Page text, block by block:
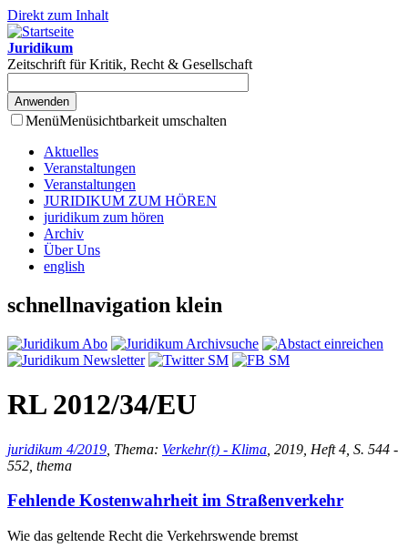
Direkt zum Inhalt
Juridikum
Zeitschrift für Kritik, Recht & Gesellschaft
MenüMenüsichtbarkeit umschalten
Aktuelles
Veranstaltungen
Veranstaltungen
JURIDIKUM ZUM HÖREN
juridikum zum hören
Archiv
Über Uns
english
schnellnavigation klein
RL 2012/34/EU
juridikum 4/2019 , Thema: Verkehr(t) - Klima , 2019, Heft 4, S. 544 -
552, thema
Fehlende Kostenwahrheit im Straßenverkehr
Wie das geltende Recht die Verkehrswende bremst